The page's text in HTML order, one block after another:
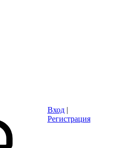
Вход|
Регистрация